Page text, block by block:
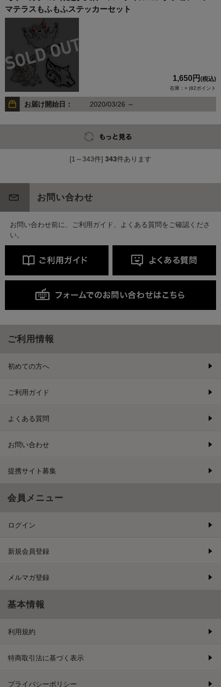
マテラスもふもふステッカーセット
1,650円 (税込)
在庫：× |82ポイント
お届け開始日： 2020/03/26 ～
[1～343件] 343件あります
お問い合わせ
お問い合わせ前に、ご利用ガイド、よくある質問をご確認くださ
い。
ご利用情報
初めての方へ
ご利用ガイド
よくある質問
お問い合わせ
提携サイト募集
会員メニュー
ログイン
新規会員登録
メルマガ登録
基本情報
利用規約
特商取引法に基づく表示
プライバシーポリシー